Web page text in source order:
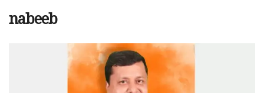
nabeeb